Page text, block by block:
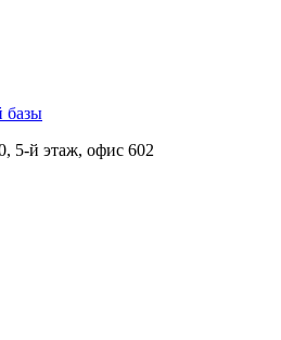
базы
5-й этаж, офис 602